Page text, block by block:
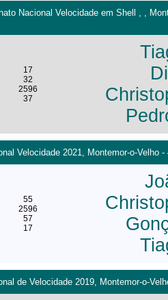
Nacional Velocidade em Shell , ,
17
32
2596
37
Velocidade 2021, Montemor-o-Velho
55
2596
57
17
de Velocidade 2019, Montemor-o-